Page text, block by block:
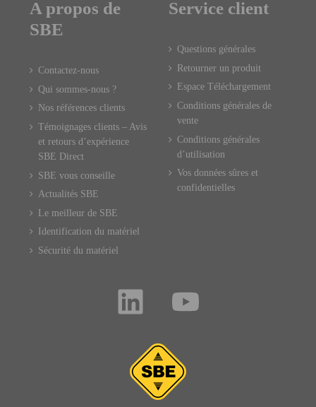
A propos de
SBE
Contactez-nous
Qui sommes-nous ?
Nos références clients
Témoignages clients – Avis
et retours d’expérience
SBE Direct
SBE vous conseille
Actualités SBE
Le meilleur de SBE
Identification du matériel
Sécurité du matériel
Service client
Questions générales
Retourner un produit
Espace Téléchargement
Conditions générales de
vente
Conditions générales
d’utilisation
Vos données sûres et
confidentielles